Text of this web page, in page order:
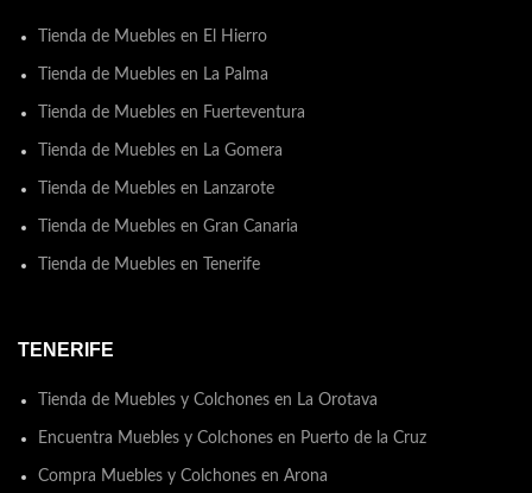
Tienda de Muebles en El Hierro
Tienda de Muebles en La Palma
Tienda de Muebles en Fuerteventura
Tienda de Muebles en La Gomera
Tienda de Muebles en Lanzarote
Tienda de Muebles en Gran Canaria
Tienda de Muebles en Tenerife
TENERIFE
Tienda de Muebles y Colchones en La Orotava
Encuentra Muebles y Colchones en Puerto de la Cruz
Compra Muebles y Colchones en Arona